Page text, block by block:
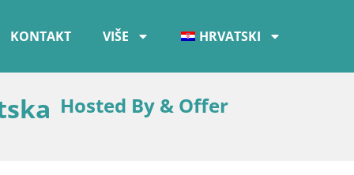
KONTAKT VIŠE HRVATSKI
Hosted By & Offer